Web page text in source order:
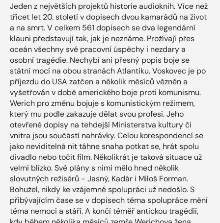
Jeden z největších projektů historie audioknih. Více než
třicet let 20. století v dopisech dvou kamarádů na život
a na smrt. V celkem 561 dopisech se dva legendární
klauni představují tak, jak je neznáme. Prožívají přes
oceán všechny své pracovní úspěchy i nezdary a
osobní tragédie. Nechybí ani přesný popis boje se
státní mocí na obou stranách Atlantiku. Voskovec je po
příjezdu do USA zatčen a několik měsíců vězněn a
vyšetřován v době amerického boje proti komunismu.
Werich pro změnu bojuje s komunistickým režimem,
který mu podle zakazuje dělat svou profesi. Jeho
otevřené dopisy na tehdejší Ministerstva kultury či
vnitra jsou součástí nahrávky. Celou korespondencí se
jako neviditelná nit táhne snaha potkat se, hrát spolu
divadlo nebo točit film. Několikrát je taková situace už
velmi blízko. Své plány s nimi mělo hned několik
slovutných režisérů - Jasný, Kadár i Miloš Forman.
Bohužel, nikdy ke vzájemné spolupráci už nedošlo. S
přibývajícím čase se v dopisech téma spolupráce mění
téma nemoci a stáří. A končí téměř antickou tragédií,